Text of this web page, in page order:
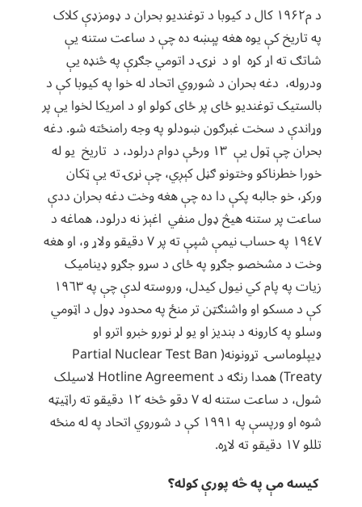
د م۱۹۶۲ کال د کیوبا د توغندیو بحران د ډومزډې کلاک
په تاریخ کې يوه هغه پېښه ده چې د ساعت ستنه یې
شاتګ ته اړ کړه او د نړۍ د اتومي جګړې په څنډه یې
ودروله، دغه بحران د شوروي اتحاد له خوا په کیوبا کې د
بالستیک توغندیو ځای پر ځای کولو او د امریکا لخوا یې پر
وړاندې د سخت غبرګون ښودلو په وجه رامنځته شو. دغه
بحران چې ټول یې ۱۳ ورځې دوام درلود، د تاریخ یو له
خورا خطرناکو وختونو ګڼل کېږي، چې نړۍ ته یې ټکان
ورکړ، خو جالبه پکې دا ده چې هغه وخت دغه بحران ددې
ساعت پر ستنه هیڅ ډول منفي اغېز نه درلود، هماغه د
١٩٤٧ په حساب نیمې شپې ته پر ٧ دقیقو ولاړ و، او هغه
وخت د مشخصو جګړو په ځای د سړو جګړو ډینامیک
زیات په پام کي نیول کیدل، وروسته لدې چې په ١٩٦٣
کې د مسکو او واشنګټن تر منځ په محدود ډول د اټومي
وسلو په کارونه د بندیز او یو لړ نورو خبرو اترو او
ډيپلوماسۍ تړونونه( Partial Nuclear Test Ban
Treaty) همدا رنګه د Hotline Agreement لاسیلک
شول، د ساعت ستنه له ٧ دقو څخه ١٢ دقیقو ته راټیټه
شوه او ورپسې په ١٩٩١ کې د شوروي اتحاد په له منځه
تللو ١٧ دقیقو ته لاړه.
کیسه مې په څه پورې کوله؟